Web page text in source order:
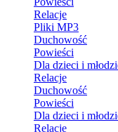
Relacje
Pliki MP3
Duchowość
Powieści
Dla dzieci i
Relacje
Duchowość
Powieści
Dla dzieci i
Relacje